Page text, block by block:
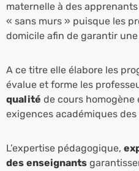
maternelle à des
« sans murs » puisque les
domicile afin de garantir
A ce titre elle élabore les
évalue et forme les
qualité de cours
exigences académiques
L’expertise pédagogique,
des enseignants